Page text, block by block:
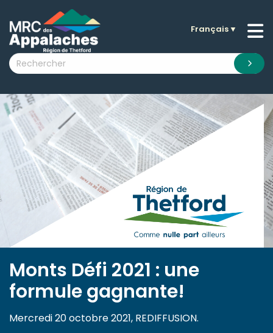
submenu (La MRC )
submenu (Citoyens )
submenu (Visiteurs )
submenu (Nouvelles )
submenu (Documentation )
Français▼
Monts Défi 2021 : une
formule gagnante!
Mercredi 20 octobre 2021, REDIFFUSION.